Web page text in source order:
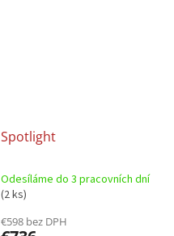
Spotlight
Odesíláme do 3 pracovních dní
(2 ks)
€598 bez DPH